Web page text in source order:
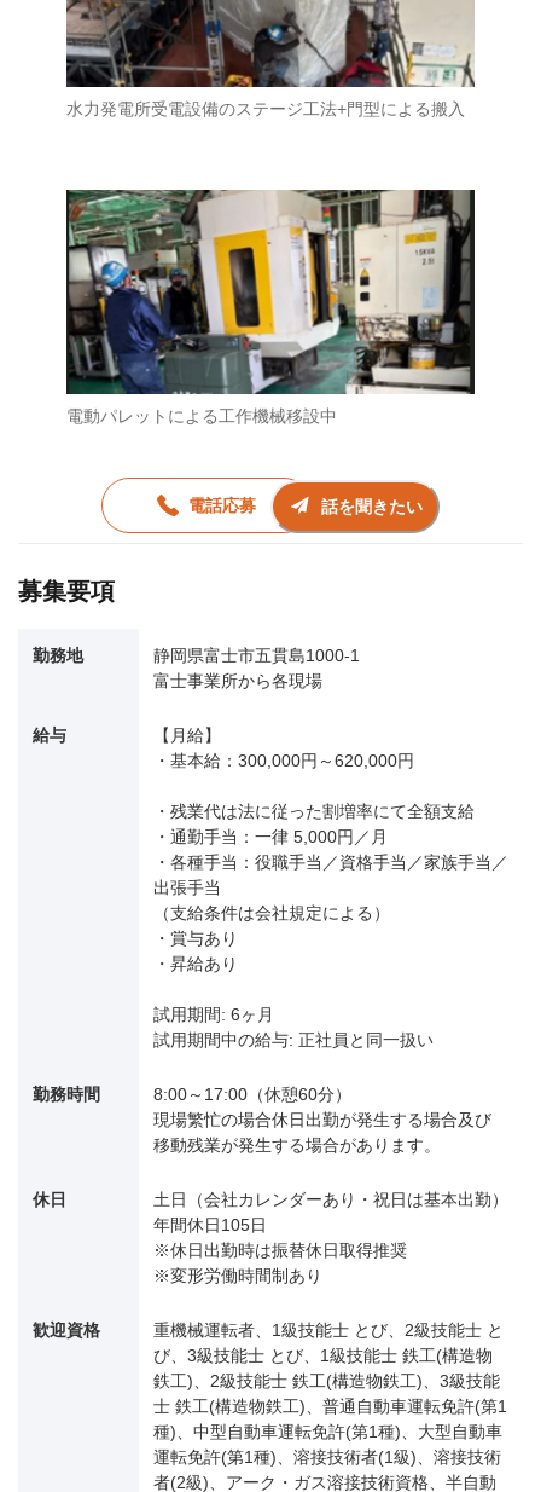
水力発電所受電設備のステージ工法+門型による搬入
電動パレットによる工作機械移設中
電話応募 話を聞きたい
募集要項
勤務地
静岡県富士市五貫島1000-1
富士事業所から各現場
給与
【月給】
・基本給：300,000円～620,000円
・残業代は法に従った割増率にて全額支給
・通勤手当：一律 5,000円／月
・各種手当：役職手当／資格手当／家族手当／
出張手当
（支給条件は会社規定による）
・賞与あり
・昇給あり
試用期間: 6ヶ月
試用期間中の給与: 正社員と同一扱い
勤務時間
8:00～17:00（休憩60分）
現場繁忙の場合休日出勤が発生する場合及び
移動残業が発生する場合があります。
休日
土日（会社カレンダーあり・祝日は基本出勤）
年間休日105日
※休日出勤時は振替休日取得推奨
※変形労働時間制あり
歓迎資格
重機械運転者、1級技能士 とび、2級技能士 と
び、3級技能士 とび、1級技能士 鉄工(構造物
鉄工)、2級技能士 鉄工(構造物鉄工)、3級技能
士 鉄工(構造物鉄工)、普通自動車運転免許(第1
種)、中型自動車運転免許(第1種)、大型自動車
運転免許(第1種)、溶接技術者(1級)、溶接技術
者(2級)、アーク・ガス溶接技術資格、半自動